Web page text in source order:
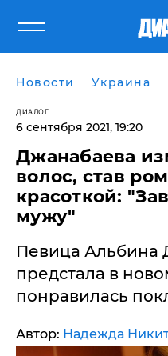
Новости Украина
ДИАЛОГ
6 сентября 2021, 19:20
Джанабаева
волос, став
красоткой:
мужу"
Певица Альбина
предстала в
понравилась
Автор: Надежда